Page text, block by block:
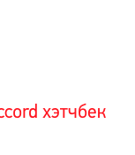
хэтчбек